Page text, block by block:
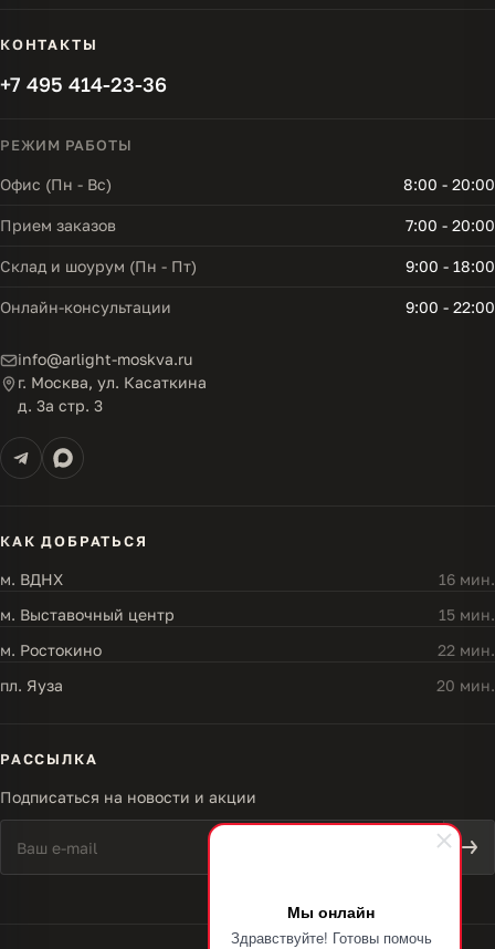
Мы онлайн
Здравствуйте! Готовы помочь
КОНТАКТЫ
+7 495 414-23-36
РЕЖИМ РАБОТЫ
Офис (Пн - Вс) 8:00 - 20:00
Прием заказов 7:00 - 20:00
Склад и шоурум (Пн - Пт) 9:00 - 18:00
Онлайн-консультации 9:00 - 22:00
info@arlight-moskva.ru
г. Москва, ул. Касаткина
д. 3а стр. 3
КАК ДОБРАТЬСЯ
м. ВДНХ
16 мин.
м. Выставочный центр
15 мин.
м. Ростокино
22 мин.
пл. Яуза
20 мин.
РАССЫЛКА
Подписаться на новости и акции